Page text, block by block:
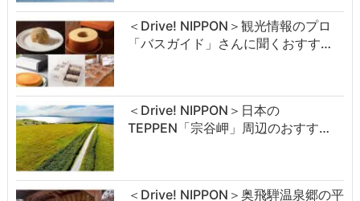
＜Drive! NIPPON＞観光情報のプロ
「バスガイド」さんに聞くおすす…
＜Drive! NIPPON＞日本の
TEPPEN「宗谷岬」周辺のおすす…
＜Drive! NIPPON＞奥飛騨温泉郷の平